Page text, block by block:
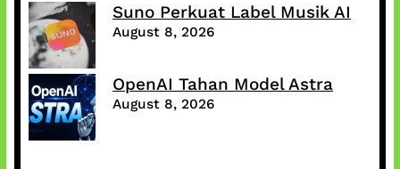
Suno Perkuat Label Musik AI
August 8, 2026
OpenAI Tahan Model Astra
August 8, 2026